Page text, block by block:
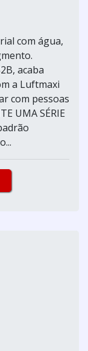
com água,
acaba
a Luftmaxi
com pessoas
UMA SÉRIE